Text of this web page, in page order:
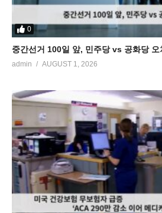
0
중간선거 100일 앞, 민주당 vs 공화당 오
admin AUGUST 1, 2026